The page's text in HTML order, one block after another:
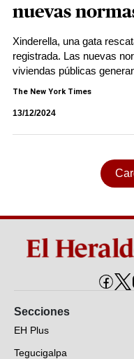
nuevas
Xinderella, una gata
registrada. Las nuevas
viviendas públicas
The New York Times
13/12/2024
Secciones
EH Plus
Tegucigalpa